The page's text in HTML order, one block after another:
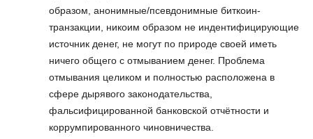
образом, анонимные/псевдонимные биткоин-
транзакции, никоим образом не индентифицирующие
источник денег, не могут по природе своей иметь
ничего общего с отмыванием денег. Проблема
отмывания целиком и полностью расположена в
сфере дырявого законодательства,
фальсифицированной банковской отчётности и
коррумпированного чиновничества.